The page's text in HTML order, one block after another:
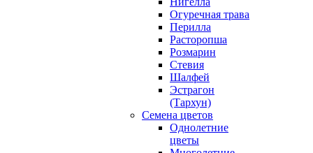
Огуречная трава
Перилла
Расторопша
Розмарин
Стевия
Шалфей
Эстрагон
(Тархун)
Семена цветов
Однолетние
цветы